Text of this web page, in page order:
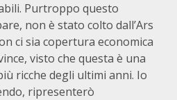
Purtroppo questo
non è stato colto dall’Ars
ci sia copertura economica
visto che questa è una
ricche degli ultimi anni. Io
ripresenterò